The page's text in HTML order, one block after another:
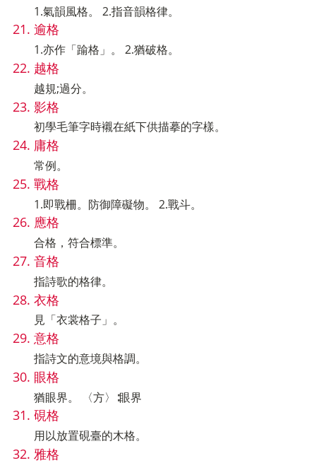
1.氣韻風格。 2.指音韻格律。
逾格
1.亦作「踰格」。 2.猶破格。
越格
越規;過分。
影格
初學毛筆字時襯在紙下供描摹的字樣。
庸格
常例。
戰格
1.即戰柵。防御障礙物。 2.戰斗。
應格
合格，符合標準。
音格
指詩歌的格律。
衣格
見「衣裳格子」。
意格
指詩文的意境與格調。
眼格
猶眼界。 〈方〉∶眼界
硯格
用以放置硯臺的木格。
雅格